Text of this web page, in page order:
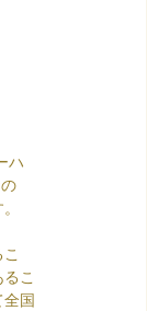
ハ
こ
全国